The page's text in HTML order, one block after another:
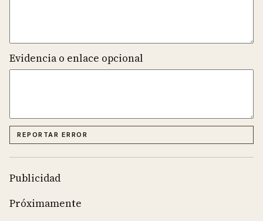
Evidencia o enlace opcional
REPORTAR ERROR
Publicidad
Próximamente